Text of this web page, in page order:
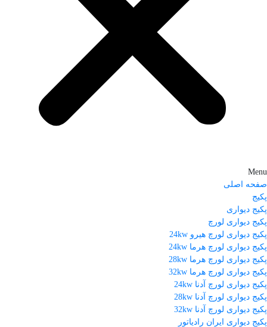
Menu
صفحه اصلی
پکیج
پکیج دیواری
پکیج دیواری لورچ
پکیج دیواری لورچ هیرو 24kw
پکیج دیواری لورچ هرما 24kw
پکیج دیواری لورچ هرما 28kw
پکیج دیواری لورچ هرما 32kw
پکیج دیواری لورچ آدنا 24kw
پکیج دیواری لورچ آدنا 28kw
پکیج دیواری لورچ آدنا 32kw
پکیج دیواری ایران رادیاتور